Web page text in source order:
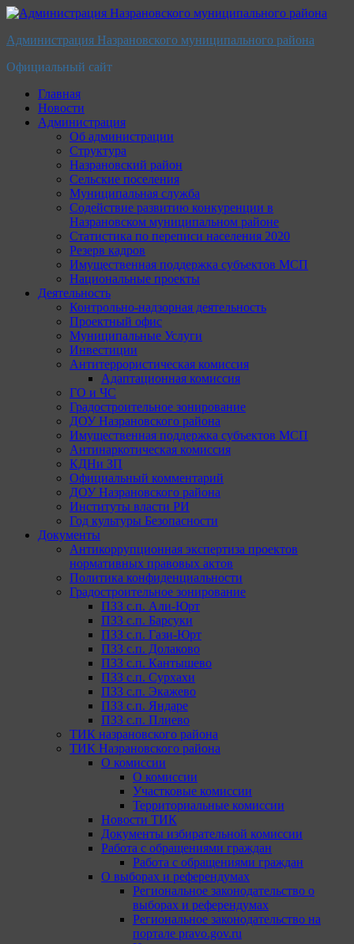
Перейти
содержимому
Администрация Назрановского муниципального района
Официальный сайт
Главная
Новости
Администрация
Об администрации
Структура
Назрановский район
Сельские поселения
Муниципальная служба
Содействие развитию конкуренции в
Назрановском муниципальном районе
Статистика по переписи населения 2020
Резерв кадров
Имущественная поддержка субъектов МСП
Национальные проекты
Деятельность
Контрольно-надзорная деятельность
Проектный офис
Муниципальные Услуги
Инвестиции
Антитеррористическая комиссия
Адаптационная комиссия
ГО и ЧС
Градостроительное зонирование
ДОУ Назрановского района
Имущественная поддержка субъектов МСП
Антинаркотическая комиссия
КДНи ЗП
Официальный комментарий
ДОУ Назрановского района
Институты власти РИ
Год культуры Безопасности
Документы
Антикоррупционная экспертиза проектов
нормативных правовых актов
Политика конфиденциальности
Градостроительное зонирование
ПЗЗ с.п. Али-Юрт
ПЗЗ с.п. Барсуки
ПЗЗ с.п. Гази-Юрт
ПЗЗ с.п. Долаково
ПЗЗ с.п. Кантышево
ПЗЗ с.п. Сурхахи
ПЗЗ с.п. Экажево
ПЗЗ с.п. Яндаре
ПЗЗ с.п. Плиево
ТИК назрановского района
ТИК Назрановского района
О комиссии
О комиссии
Участковые комиссии
Территориальные комиссии
Новости ТИК
Документы избирательной комиссии
Работа с обращениями граждан
Работа с обращениями граждан
О выборах и референдумах
Региональное законодательство о
выборах и референдумах
Региональное законодательство на
портале pravo.gov.ru